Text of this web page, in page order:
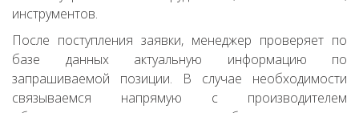
инструментов.
После поступления заявки, менеджер проверяет по
базе данных актуальную информацию по
запрашиваемой позиции. В случае необходимости
связываемся напрямую с производителем